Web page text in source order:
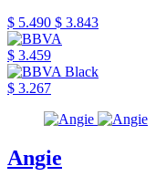
$ 5.490 $ 3.843
$ 3.459
$ 3.267
Angie